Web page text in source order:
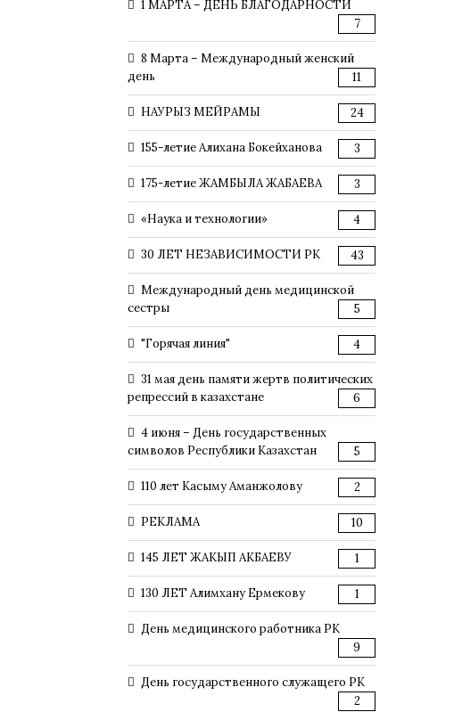
1 МАРТА – ДЕНЬ БЛАГОДАРНОСТИ
7
8 Марта – Международный женский
день
11
НАУРЫЗ МЕЙРАМЫ 24
155-летие Алихана Бокейханова 3
175-летие ЖАМБЫЛА ЖАБАЕВА 3
«Наука и технологии» 4
30 ЛЕТ НЕЗАВИСИМОСТИ РК 43
Международный день медицинской
сестры
5
"Горячая линия" 4
31 мая день памяти жертв политических
репрессий в казахстане
6
4 июня – День государственных
символов Республики Казахстан
5
110 лет Касыму Аманжолову 2
РЕКЛАМА 10
145 ЛЕТ ЖАКЫП АКБАЕВУ 1
130 ЛЕТ Алимхану Ермекову 1
День медицинского работника РК
9
День государственного служащего РК
2